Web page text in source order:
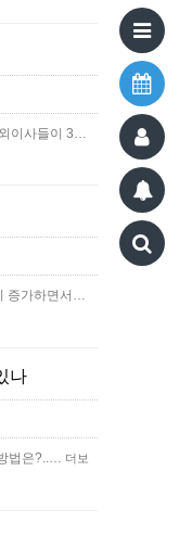
이사들이 3…
증가하면서…
나
법은?..… 더보